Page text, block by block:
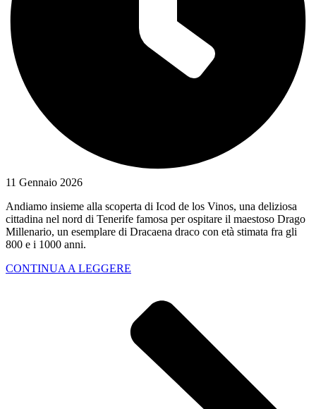
11 Gennaio 2026
Andiamo insieme alla scoperta di Icod de los Vinos, una deliziosa
cittadina nel nord di Tenerife famosa per ospitare il maestoso Drago
Millenario, un esemplare di Dracaena draco con età stimata fra gli
800 e i 1000 anni.
CONTINUA A LEGGERE